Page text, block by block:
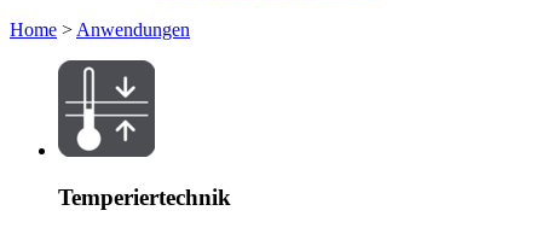
Home > Anwendungen
Temperiertechnik